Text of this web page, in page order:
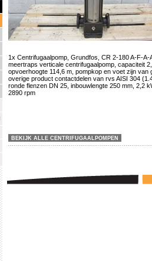
1x Centrifugaalpomp, Grundfos, CR 2-180 A-F-A-
meertraps verticale centrifugaalpomp, capaciteit
opvoerhoogte 114,6 m, pompkop en voet zijn van
overige product contactdelen van rvs AISI 304
ronde flenzen DN 25, inbouwlengte 250 mm, 2,2
2890 rpm
BEKIJK ALLE CENTRIFUGAALPOMPEN